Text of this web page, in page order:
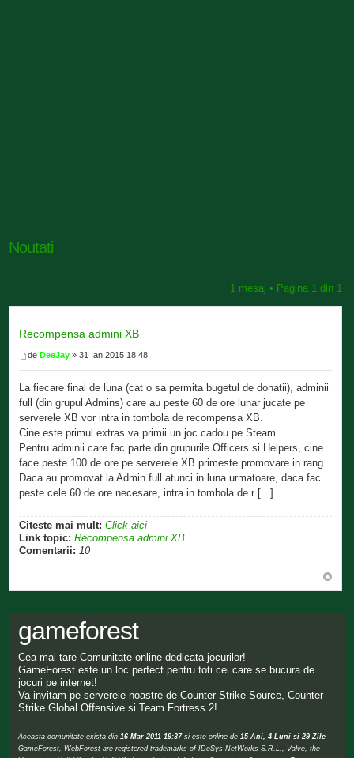
Noutati
1 mesaj • Pagina 1din 1
Recompensa admini XB
deDeeJay » 31 Ian 2015 18:48
La fiecare final de luna (cat o sa permita bugetul de donatii), adminii
full (din grupul Admins) care au peste 60 de ore lunar jucate pe
serverele XB vor intra in tombola de recompensa XB.
Cine este primul extras va primii un joc cadou pe Steam.
Pentru adminii care fac parte din grupurile Officers si Helpers, cine
face peste 100 de ore pe serverele XB primeste promovare in rang.
Daca au promovat la Admin full atunci in luna urmatoare, daca fac
peste cele 60 de ore necesare, intra in tombola de r [...]
Citeste mai mult: Click aici
Link topic: Recompensa admini XB
Comentarii: 10
gameforest
Cea mai tare Comunitate online dedicata jocurilor!
GameForest este un loc perfect pentru toti cei care se bucura de
jocuri pe internet!
Va invitam pe serverele noastre de Counter-Strike Source, Counter-
Strike Global Offensive si Team Fortress 2!
Aceasta comunitate exista din16 Mar 2011 19:37si este online de15 Ani, 4 Luni si 29 Zile
GameForest, WebForest are registered trademarks of IDeSys NetWorks S.R.L., Valve, the